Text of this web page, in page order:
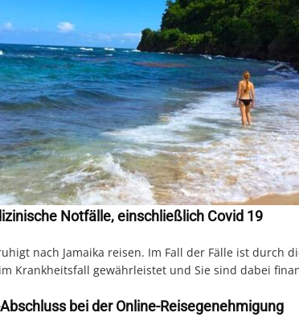
Notfälle, einschließlich Covid 19
nach Jamaika reisen. Im Fall der Fälle ist durch
Krankheitsfall gewährleistet und Sie sind dabei
bei der Online-Reisegenehmigung